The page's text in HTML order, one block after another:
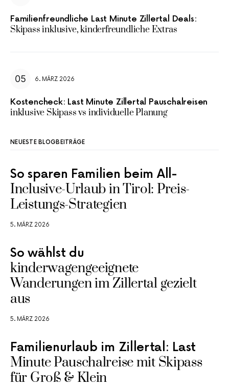
Familienfreundliche Last Minute Zillertal Deals:
Skipass inklusive, kinderfreundliche Extras
6. MÄRZ 2026
Kostencheck: Last Minute Zillertal Pauschalreisen
inklusive Skipass vs individuelle Planung
NEUESTE BLOGBEITRÄGE
So sparen Familien beim All-
Inclusive-Urlaub in Tirol: Preis-
Leistungs-Strategien
5. MÄRZ 2026
So wählst du
kinderwagengeeignete
Wanderungen im Zillertal gezielt
aus
5. MÄRZ 2026
Familienurlaub im Zillertal: Last
Minute Pauschalreise mit Skipass
für Groß & Klein